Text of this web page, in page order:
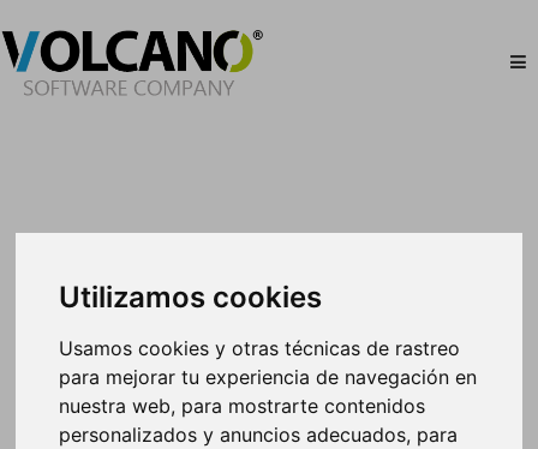
Utilizamos cookies
Usamos cookies y otras técnicas de rastreo
para mejorar tu experiencia de navegación en
nuestra web, para mostrarte contenidos
personalizados y anuncios adecuados, para
Seguimos con nuestra sección mensual en el blog,
donde os presentamos a las personas que forman
parte de Volcano.